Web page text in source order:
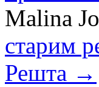
Malina
старим
Решта →